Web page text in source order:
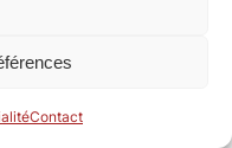
Contact